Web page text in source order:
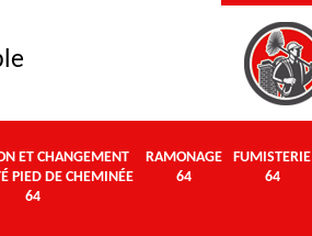
ET CHANGEMENT
PIED DE CHEMINÉE
64
RAMONAGE
64
FUMISTERIE
64